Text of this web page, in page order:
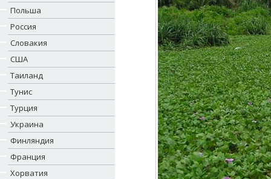
Польша
Россия
Словакия
США
Таиланд
Тунис
Турция
Украина
Финляндия
Франция
Хорватия